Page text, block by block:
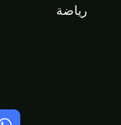
رياضة